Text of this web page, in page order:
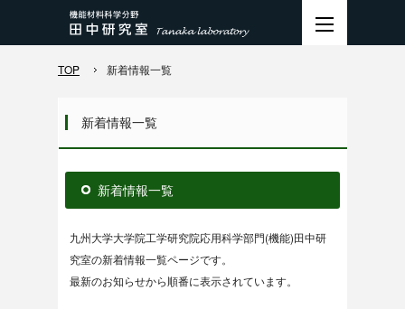
TOP 新着情報一覧
新着情報一覧
新着情報一覧
九州大学大学院工学研究院応用科学部門(機能)田中研
究室の新着情報一覧ページです。
最新のお知らせから順番に表示されています。